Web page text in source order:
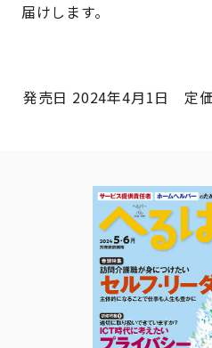
届けします。
発売日 2024年4月1日 定